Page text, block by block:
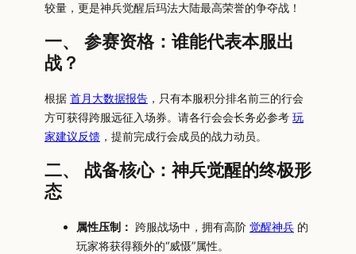
较量，更是神兵觉醒后玛法大陆最高荣誉的争夺战！
一、 参赛资格：谁能代表本服出
战？
根据 首月大数据报告 ，只有本服积分排名前三的行会
方可获得跨服远征入场券。请各行会会长务必参考 玩
家建议反馈 ，提前完成行会成员的战力动员。
二、 战备核心：神兵觉醒的终极形
态
属性压制： 跨服战场中，拥有高阶 觉醒神兵 的
玩家将获得额外的“威慑”属性。